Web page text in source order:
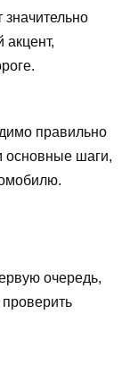
правильно
основные шаги,
очередь,